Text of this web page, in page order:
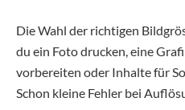
Die Wahl der richtigen
du ein Foto drucken, eine
vorbereiten oder Inhalte für
Schon kleine Fehler bei